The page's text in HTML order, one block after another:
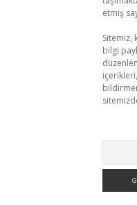
etmiş
Sitemiz,
bilgi
içerikleri,